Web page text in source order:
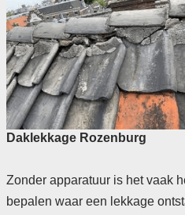
Daklekkage Rozenburg
Zonder apparatuur is het vaak
bepalen waar een lekkage